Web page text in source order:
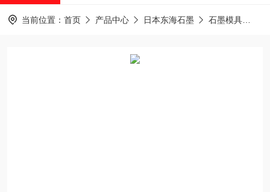
当前位置： 首页 产品中心 日本东海石墨 石墨模具